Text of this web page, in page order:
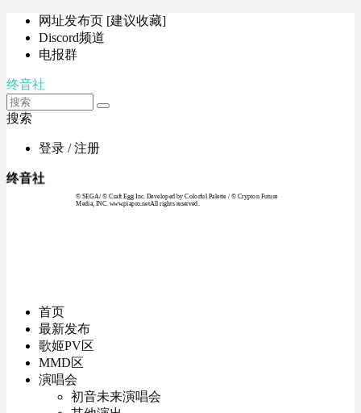
网址发布页 [建议收藏]
Discord频道
电报群
终音社
搜索
登录 / 注册
终音社
© SEGA / © Craft Egg Inc. Developed by Colorful Palette / © Crypton Future
Media, INC. www.piapro.netAll rights reserved.
首页
最新发布
歌姬PV区
MMD区
演唱会
初音未来演唱会